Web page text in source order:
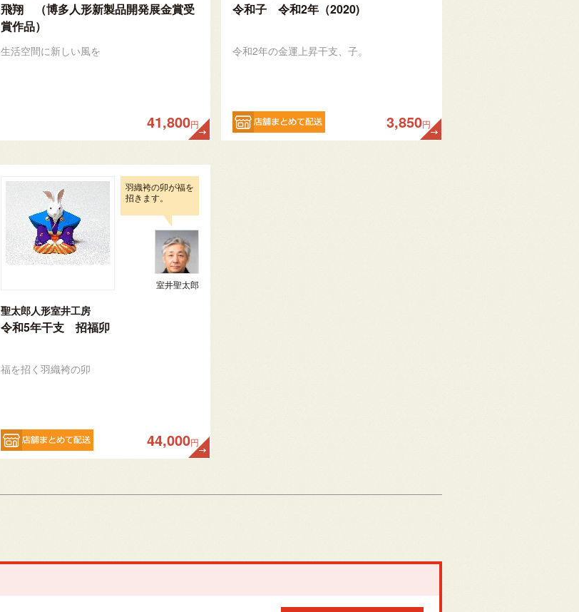
飛翔 （博多人形新製品開発展金賞受
賞作品）
生活空間に新しい風を
41,800円
令和子 令和2年（2020)
令和2年の金運上昇干支、子。
3,850円
羽織袴の卯が福を
招きます。
室井聖太郎
聖太郎人形室井工房
令和5年干支 招福卯
福を招く羽織袴の卯
44,000円